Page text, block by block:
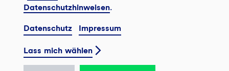
FAQ
Kontakt
Newsletter
GLS Bank Magazin
Tagesgeldkonto
Finanzieren
Investieren
Veranstaltungen
Filiale finden
Presse
Sozial-ökologisch seit 1974
© 2026 GLS Gemeinschaftsbank eG
Datenschutzhinweisen.
Datenschutz Impressum
Lass mich wählen